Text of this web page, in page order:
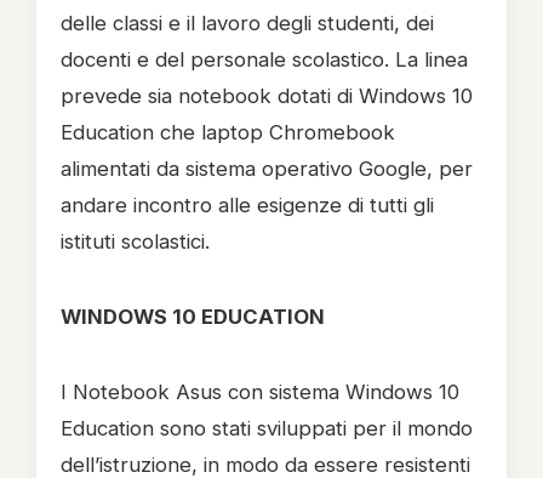
delle classi e il lavoro degli studenti, dei
docenti e del personale scolastico. La linea
prevede sia notebook dotati di Windows 10
Education che laptop Chromebook
alimentati da sistema operativo Google, per
andare incontro alle esigenze di tutti gli
istituti scolastici.
WINDOWS 10 EDUCATION
I Notebook Asus con sistema Windows 10
Education sono stati sviluppati per il mondo
dell’istruzione, in modo da essere resistenti